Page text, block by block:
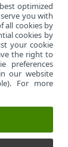
optimized
you with
all cookies by
cookies by
your cookie
the right to
preferences
our website
For more